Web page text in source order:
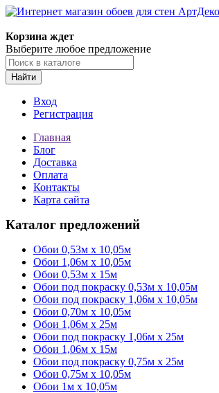
Корзина ждет
Выберите любое предложение
Найти
Вход
Регистрация
Главная
Блог
Доставка
Оплата
Контакты
Карта сайта
Каталог предложений
Обои 0,53м x 10,05м
Обои 1,06м х 10,05м
Обои 0,53м x 15м
Обои под покраску 0,53м x 10,05м
Обои под покраску 1,06м х 10,05м
Обои 0,70м x 10,05м
Обои 1,06м x 25м
Обои под покраску 1,06м x 25м
Обои 1,06м x 15м
Обои под покраску 0,75м x 25м
Обои 0,75м x 10,05м
Обои 1м х 10,05м